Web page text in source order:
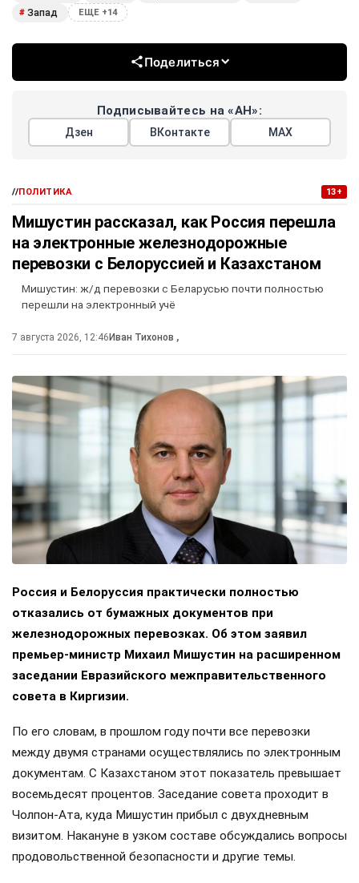
# Запад ЕЩЕ +14
Поделиться
Подписывайтесь на «АН»:
Дзен ВКонтакте МАХ
//ПОЛИТИКА 13+
Мишустин рассказал, как Россия перешла
на электронные железнодорожные
перевозки с Белоруссией и Казахстаном
Мишустин: ж/д перевозки с Беларусью почти полностью
перешли на электронный учё
7 августа 2026, 12:46Иван Тихонов ,
Россия и Белоруссия практически полностью
отказались от бумажных документов при
железнодорожных перевозках. Об этом заявил
премьер-министр Михаил Мишустин на расширенном
заседании Евразийского межправительственного
совета в Киргизии.
По его словам, в прошлом году почти все перевозки
между двумя странами осуществлялись по электронным
документам. С Казахстаном этот показатель превышает
восемьдесят процентов. Заседание совета проходит в
Чолпон-Ата, куда Мишустин прибыл с двухдневным
визитом. Накануне в узком составе обсуждались вопросы
продовольственной безопасности и другие темы.